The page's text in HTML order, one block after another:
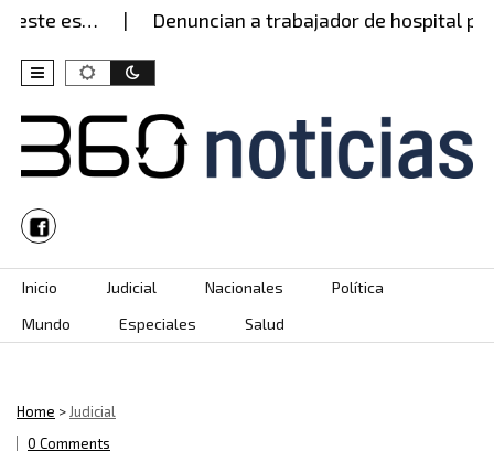
es… Denuncian a trabajador de hospital por
Skip to content
Inicio Judicial Nacionales
Política
Mundo
Especiales Salud
Home >Judicial
0 Comments